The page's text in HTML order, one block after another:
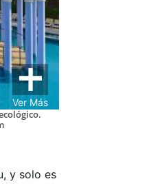
Ver Más
y solo es